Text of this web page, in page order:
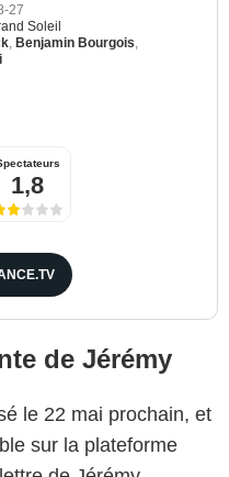
27
Soleil
Benjamin Bourgois
1,8
de Jérémy
le 22 mai prochain, et
sur la plateforme